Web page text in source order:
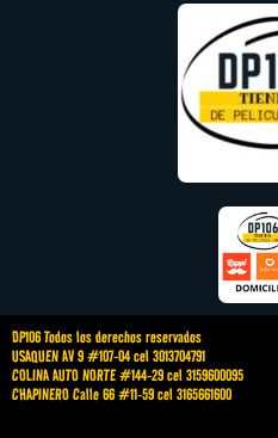
DP106 Todos los derechos reservados
USAQUEN AV 9 #107-04 cel 3013704791
COLINA AUTO NORTE #144-29 cel 3159600095
CHAPINERO Calle 66 #11-59 cel 3165661600